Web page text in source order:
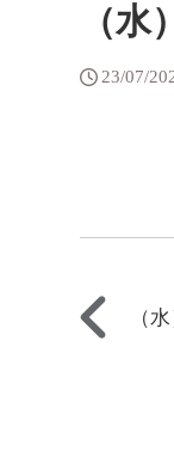
（
23/07/
（